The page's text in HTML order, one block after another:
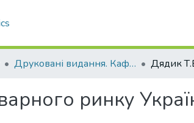
Друковані видання. Кафедра маркетингу
ринку